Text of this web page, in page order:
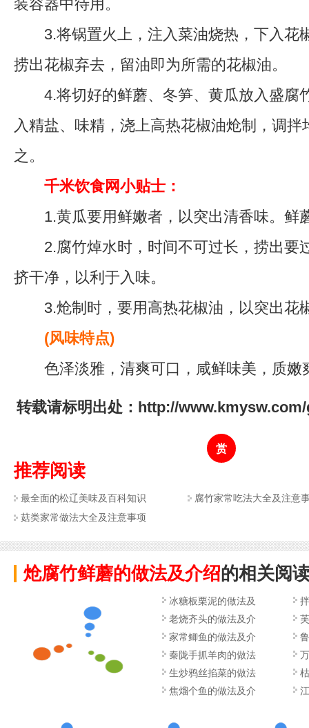
装容器中待用。
3.将锅置火上，注入菜油烧热，下入花
捞出花椒弃去，留油即为所需的花椒油。
4.将切好的鲜蘑、冬笋、黄瓜放入盛腐
入精盐、味精，浇上高热花椒油炝制，调拌
之。
千米饮食网小贴士：
1.黄瓜要用鲜嫩者，以突出清香味。鲜
2.腐竹焯水时，时间不可过长，捞出要
挤干净，以利于入味。
3.炝制时，要用高热花椒油，以突出花
(风味特点)
色泽淡雅，清爽可口，咸鲜味美，质嫩
转载请标明出处：http://
赏
推荐阅读
最全面的松辽美味及百科知识
腐竹家常吃法大全及注意
菇类家常做法大全及注意事项
炝腐竹鲜蘑的做法及介绍的相关阅
冰糖板栗泥的做法及
老烧齐头的做法及介
家常鲫鱼的做法及介
秦陇手抓羊肉的做法
生炒鸦丝掐菜的做法
焦熘个鱼的做法及介